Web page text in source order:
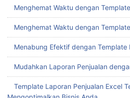
Menghemat Waktu dengan
Menghemat Waktu dengan
Menabung Efektif dengan Template
Mudahkan Laporan Penjualan
Template Laporan Penjualan Excel